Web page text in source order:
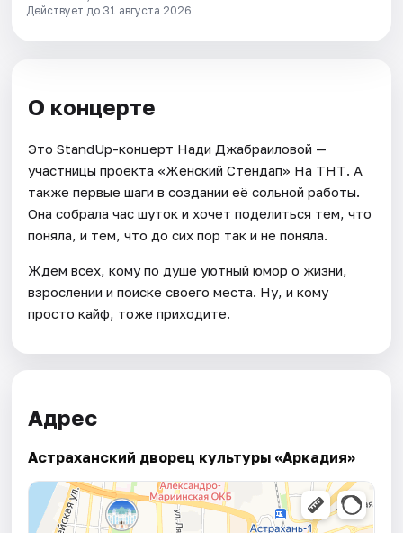
Действует до 31 августа 2026
О концерте
Это StandUp-концерт Нади Джабраиловой —
участницы проекта «Женский Стендап» На ТНТ. А
также первые шаги в создании её сольной работы.
Она собрала час шуток и хочет поделиться тем, что
поняла, и тем, что до сих пор так и не поняла.
Ждем всех, кому по душе уютный юмор о жизни,
взрослении и поиске своего места. Ну, и кому
просто кайф, тоже приходите.
Адрес
Астраханский дворец культуры «Аркадия»